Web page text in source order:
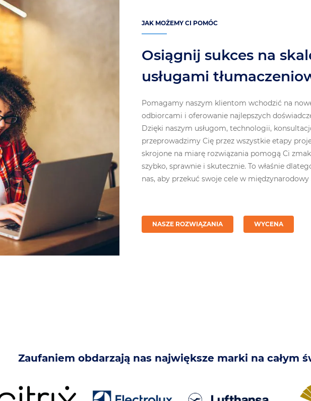
JAK MOŻEMY CI POMÓC
Osiągnij sukces na
usługami
Pomagamy naszym klientom wchodzić na
odbiorcami i oferowanie najlepszych
Dzięki naszym usługom, technologii,
przeprowadzimy Cię przez wszystkie etapy
skrojone na miarę rozwiązania pomogą Ci
szybko, sprawnie i skutecznie. To właśnie
nas, aby przekuć swoje cele w międzynarodowy
NASZE ROZWIĄZANIA WYCENA
Zaufaniem obdarzają nas największe marki na całym